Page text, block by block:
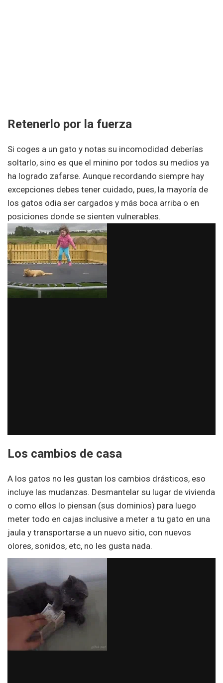
Retenerlo por la fuerza
Si coges a un gato y notas su incomodidad deberías
soltarlo, sino es que el minino por todos su medios ya
ha logrado zafarse. Aunque recordando siempre hay
excepciones debes tener cuidado, pues, la mayoría de
los gatos odia ser cargados y más boca arriba o en
posiciones donde se sienten vulnerables.
Los cambios de casa
A los gatos no les gustan los cambios drásticos, eso
incluye las mudanzas. Desmantelar su lugar de vivienda
o como ellos lo piensan (sus dominios) para luego
meter todo en cajas inclusive a meter a tu gato en una
jaula y transportarse a un nuevo sitio, con nuevos
olores, sonidos, etc, no les gusta nada.